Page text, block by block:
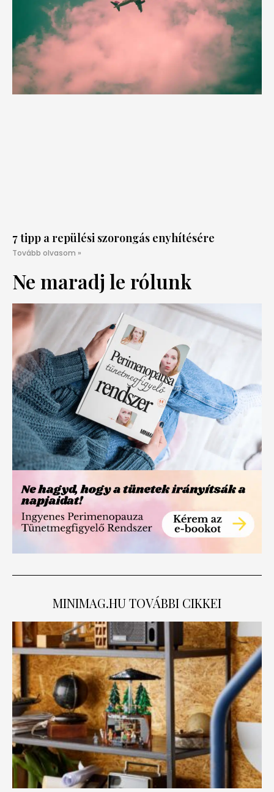
7 tipp a repülési szorongás enyhítésére
Tovább olvasom »
Ne maradj le rólunk
MINIMAG.HUTOVÁBBI CIKKEI